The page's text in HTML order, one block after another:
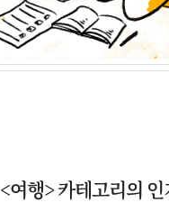
<여행> 카테고리의